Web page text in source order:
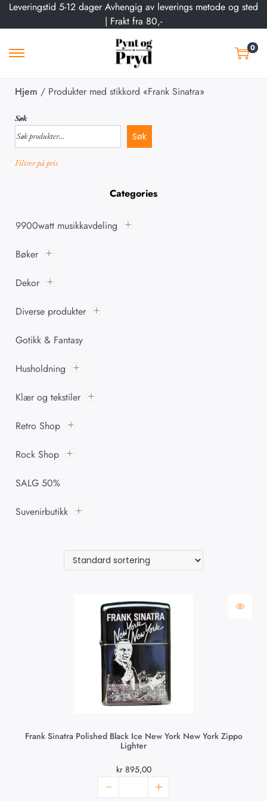
Leveringstid 5-12 dager Avhengig av leverings metode og sted
| Frakt fra 80,-
0
Hjem / Produkter med stikkord «Frank Sinatra»
Søk
Søk
Filtrer på pris
Categories
9900watt musikkavdeling
Bøker
Dekor
Diverse produkter
Gotikk & Fantasy
Husholdning
Klær og tekstiler
Retro Shop
Rock Shop
SALG 50%
Suvenirbutikk
Frank Sinatra Polished Black Ice New York New York Zippo
Lighter
kr895,00